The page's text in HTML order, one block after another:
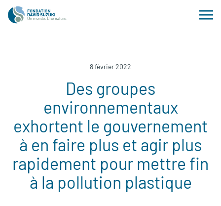
8 février 2022
Des groupes
environnementaux
exhortent le gouvernement
à en faire plus et agir plus
rapidement pour mettre fin
à la pollution plastique